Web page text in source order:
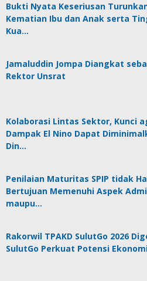
Bukti Nyata Keseriusan
Kematian Ibu dan Anak serta
Kua…
Jamaluddin Jompa Diangkat
Rektor Unsrat
Kolaborasi Lintas Sektor, Kunci
Dampak El Nino Dapat
Din…
Penilaian Maturitas SPIP tidak
Bertujuan Memenuhi Aspek
maupu…
Rakorwil TPAKD SulutGo 2026
SulutGo Perkuat Potensi